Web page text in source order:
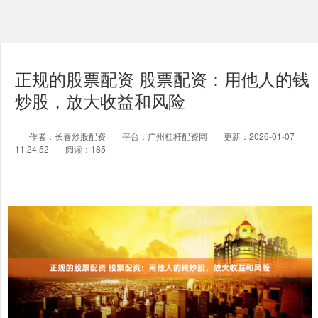
正规的股票配资 股票配资：用他人的钱
炒股，放大收益和风险
作者：长春炒股配资 平台：广州杠杆配资网
更新：2026-01-07
11:24:52
阅读：185